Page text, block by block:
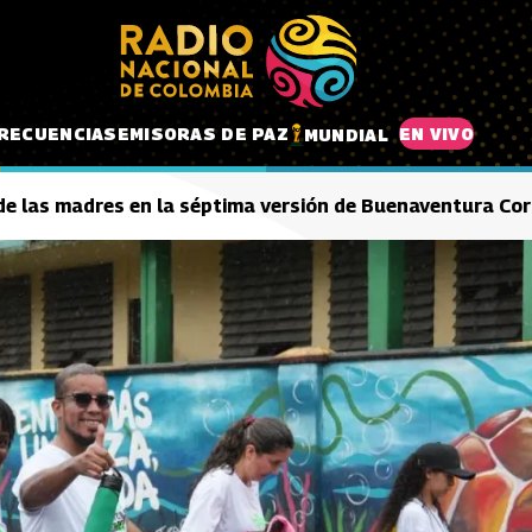
EMISORAS DE PAZ MUNDIAL EN VIVO
las madres en la séptima versión de Buenaventura